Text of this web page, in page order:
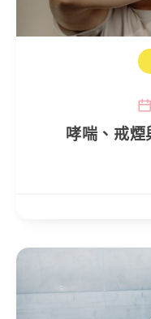
哮喘、戒